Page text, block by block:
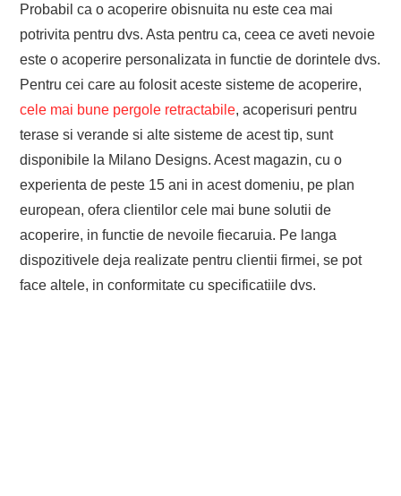
Probabil ca o acoperire obisnuita nu este cea mai
potrivita pentru dvs. Asta pentru ca, ceea ce aveti nevoie
este o acoperire personalizata in functie de dorintele dvs.
Pentru cei care au folosit aceste sisteme de acoperire,
cele mai bune pergole retractabile, acoperisuri pentru
terase si verande si alte sisteme de acest tip, sunt
disponibile la Milano Designs. Acest magazin, cu o
experienta de peste 15 ani in acest domeniu, pe plan
european, ofera clientilor cele mai bune solutii de
acoperire, in functie de nevoile fiecaruia. Pe langa
dispozitivele deja realizate pentru clientii firmei, se pot
face altele, in conformitate cu specificatiile dvs.